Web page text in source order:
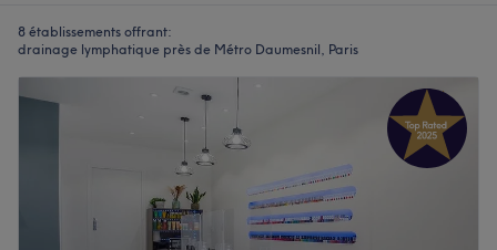
8 établissements offrant:
drainage lymphatique près de Métro Daumesnil, Paris